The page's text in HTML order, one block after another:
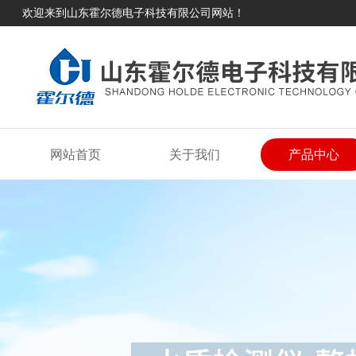
欢迎来到山东霍尔德电子科技有限公司网站！
网站首页 关于我们 产品中心